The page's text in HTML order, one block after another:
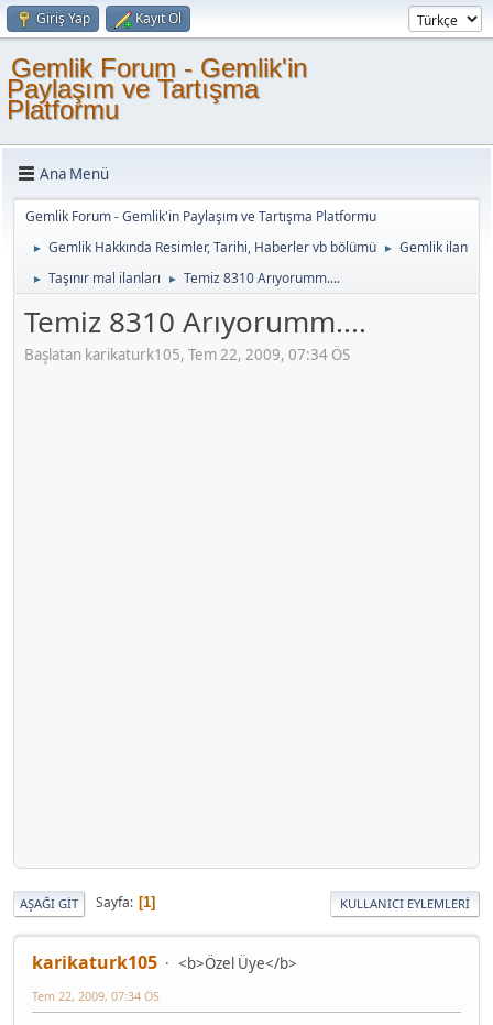
Giriş Yap Kayıt Ol
Gemlik Forum - Gemlik'in
Paylaşım ve Tartışma
Platformu
Ana Menü
Gemlik Forum - Gemlik'in Paylaşım ve Tartışma Platformu
► Gemlik Hakkında Resimler, Tarihi, Haberler vb bölümü ► Gemlik ilan
► Taşınır mal ilanları ► Temiz 8310 Arıyorumm....
Temiz 8310 Arıyorumm....
Başlatan karikaturk105, Tem 22, 2009, 07:34 ÖS
AŞAĞI GIT Sayfa 1 KULLANICI EYLEMLERI
karikaturk105 <b>Özel Üye</b>
Tem 22, 2009, 07:34 ÖS